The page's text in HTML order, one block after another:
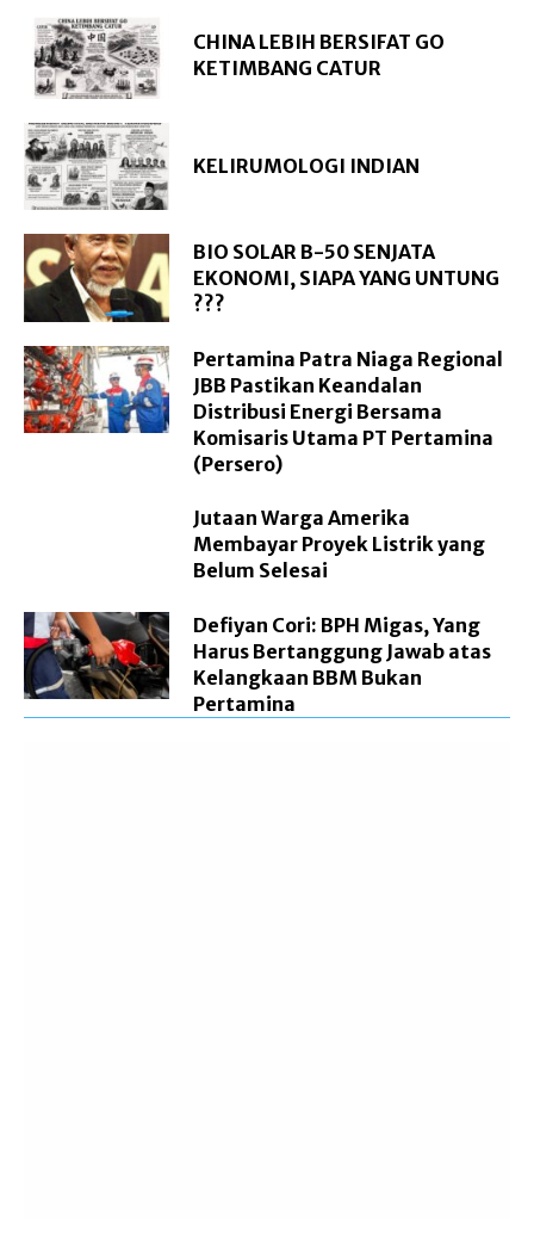
CHINA LEBIH BERSIFAT GO
KETIMBANG CATUR
KELIRUMOLOGI INDIAN
BIO SOLAR B-50 SENJATA
EKONOMI, SIAPA YANG UNTUNG
???
Pertamina Patra Niaga Regional
JBB Pastikan Keandalan
Distribusi Energi Bersama
Komisaris Utama PT Pertamina
(Persero)
Jutaan Warga Amerika
Membayar Proyek Listrik yang
Belum Selesai
Defiyan Cori: BPH Migas, Yang
Harus Bertanggung Jawab atas
Kelangkaan BBM Bukan
Pertamina